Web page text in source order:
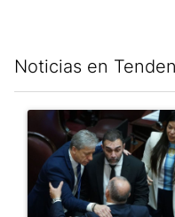
Noticias en
Un artículo de